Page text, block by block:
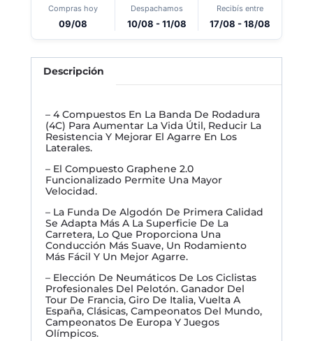
Compras hoy
09/08
Despachamos
10/08 - 11/08
Recibís entre
17/08 - 18/08
Descripción
– 4 Compuestos En La Banda De Rodadura
(4C) Para Aumentar La Vida Útil, Reducir La
Resistencia Y Mejorar El Agarre En Los
Laterales.
– El Compuesto Graphene 2.0
Funcionalizado Permite Una Mayor
Velocidad.
– La Funda De Algodón De Primera Calidad
Se Adapta Más A La Superficie De La
Carretera, Lo Que Proporciona Una
Conducción Más Suave, Un Rodamiento
Más Fácil Y Un Mejor Agarre.
– Elección De Neumáticos De Los Ciclistas
Profesionales Del Pelotón. Ganador Del
Tour De Francia, Giro De Italia, Vuelta A
España, Clásicas, Campeonatos Del Mundo,
Campeonatos De Europa Y Juegos
Olímpicos.